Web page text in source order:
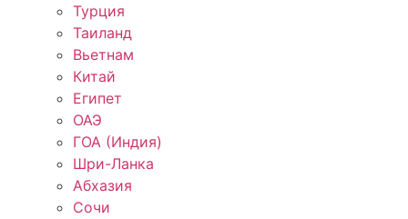
Турция
Таиланд
Вьетнам
Китай
Египет
ОАЭ
ГОА (Индия)
Шри-Ланка
Абхазия
Сочи